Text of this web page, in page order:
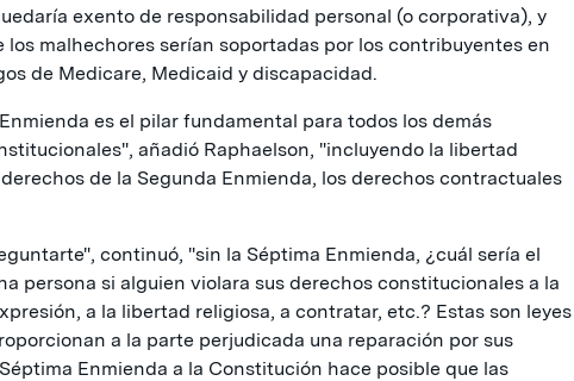
exento de responsabilidad personal (o corporativa), y
los malhechores serían soportadas por los contribuyentes en
de Medicare, Medicaid y discapacidad.
es el pilar fundamental para todos los demás
añadió Raphaelson, "incluyendo la libertad
de la Segunda Enmienda, los derechos contractuales
continuó, "sin la Séptima Enmienda, ¿cuál sería el
persona si alguien violara sus derechos constitucionales a la
a la libertad religiosa, a contratar, etc.? Estas son leyes
a la parte perjudicada una reparación por sus
Enmienda a la Constitución hace posible que las